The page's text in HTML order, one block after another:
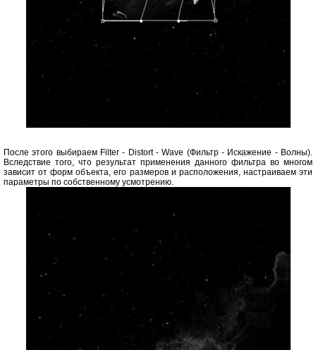
После этого выбираем Filter - Distort - Wave (Фильтр - Искажение - Волны).
Вследствие того, что результат применения данного фильтра во многом
зависит от форм объекта, его размеров и расположения, настраиваем эти
параметры по собственному усмотрению.